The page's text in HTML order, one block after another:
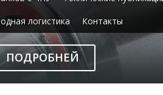
логистика
Контакты
ПОДРОБНЕЙ